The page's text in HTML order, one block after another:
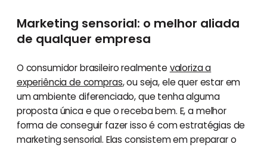
Marketing sensorial: o melhor aliada
de qualquer empresa
O consumidor brasileiro realmente valoriza a
experiência de compras, ou seja, ele quer estar em
um ambiente diferenciado, que tenha alguma
proposta única e que o receba bem. E, a melhor
forma de conseguir fazer isso é com estratégias de
marketing sensorial. Elas consistem em preparar o